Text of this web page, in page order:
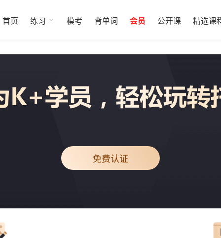
首页 练习 模考 背单词 会员 公开课 精选课
免费认证